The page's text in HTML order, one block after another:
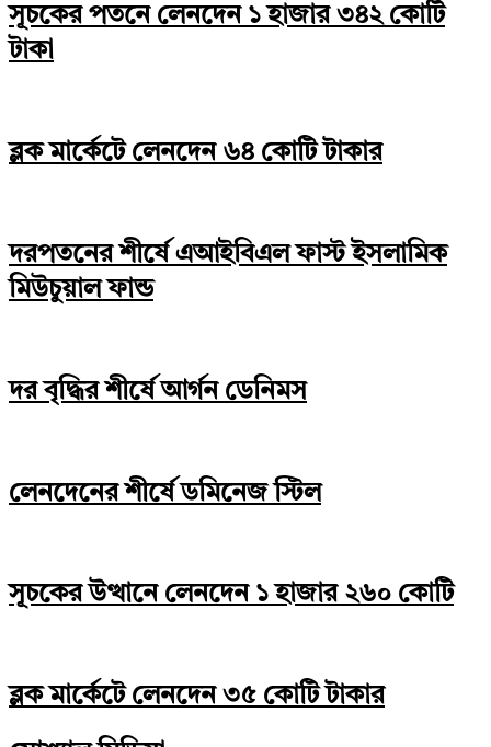
সূচকের পতনে লেনদেন ১ হাজার ৩৪২ কোটি
টাকা
ব্লক মার্কেটে লেনদেন ৬৪ কোটি টাকার
দরপতনের শীর্ষে এআইবিএল ফাস্ট ইসলামিক
মিউচুয়াল ফান্ড
দর বৃদ্ধির শীর্ষে আর্গন ডেনিমস
লেনদেনের শীর্ষে ডমিনেজ স্টিল
সূচকের উত্থানে লেনদেন ১ হাজার ২৬০ কোটি
ব্লক মার্কেটে লেনদেন ৩৫ কোটি টাকার